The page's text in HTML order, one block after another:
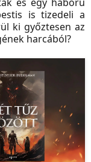
is tizedeli a
ki győztesen az
harcából?